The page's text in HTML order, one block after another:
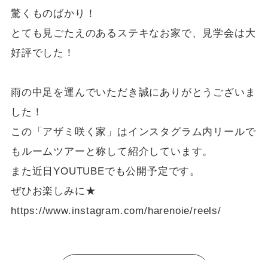
驚くものばかり！
とても見ごたえのあるステキなお家で、見学会は大
好評でした！
雨の中足を運んでいただき誠にありがとうございま
した！
この「アザミ咲く家」はインスタグラム内リールで
もルームツアーと称して紹介しています。
また近日YOUTUBEでも公開予定です。
ぜひお楽しみに★
https://www.instagram.com/harenoie/reels/